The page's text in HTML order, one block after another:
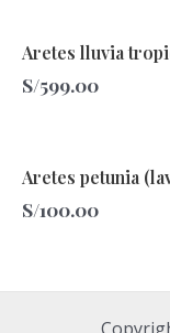
Aretes lluvia
S/599.00
Aretes petunia
S/100.00